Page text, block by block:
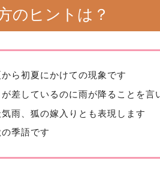
のヒントは？
ら初夏にかけての現象です
差しているのに雨が降ることを言
雨、狐の嫁入りとも表現します
季語です